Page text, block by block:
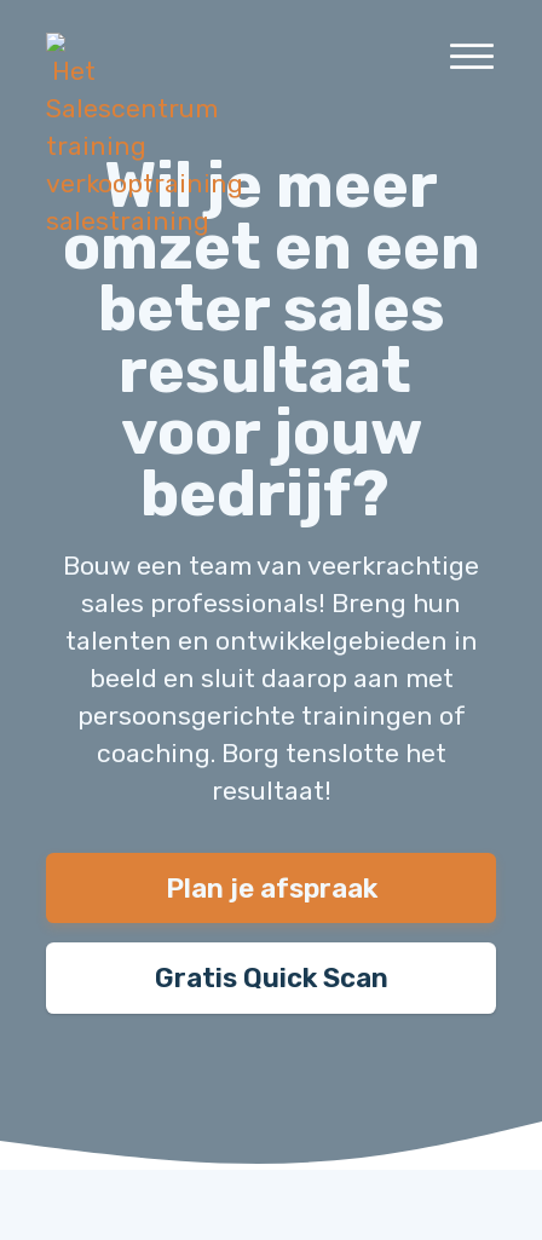
Wil je meer
omzet en een
beter sales
resultaat
voor jouw
bedrijf?
Bouw een team van veerkrachtige
sales professionals! Breng hun
talenten en ontwikkelgebieden in
beeld en sluit daarop aan met
persoonsgerichte trainingen of
coaching. Borg tenslotte het
resultaat!
Plan je afspraak
Gratis Quick Scan